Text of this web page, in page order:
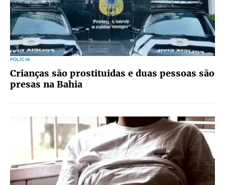
POLÍCIA
Crianças são prostituidas e duas pessoas são
presas na Bahia